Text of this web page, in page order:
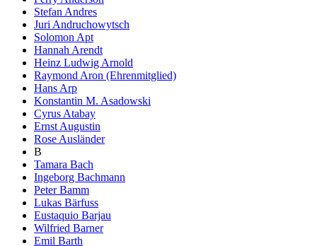
Stefan Andres
Juri Andruchowytsch
Solomon Apt
Hannah Arendt
Heinz Ludwig Arnold
Raymond Aron (Ehrenmitglied)
Hans Arp
Konstantin M. Asadowski
Cyrus Atabay
Ernst Augustin
Rose Ausländer
B
Tamara Bach
Ingeborg Bachmann
Peter Bamm
Lukas Bärfuss
Eustaquio Barjau
Wilfried Barner
Emil Barth